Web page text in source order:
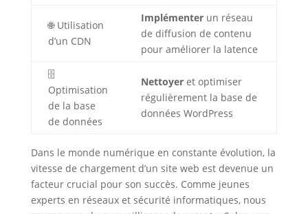
🌐 Utilisation
d’un CDN
Implémenterun réseau
de diffusion de contenu
pour améliorer la latence
🗄️
Optimisation
de la base
de données
Nettoyeret optimiser
régulièrement la base de
données WordPress
Dans le monde numérique en constante évolution, la
vitesse de chargement d’un site web est devenue un
facteur crucial pour son succès. Comme jeunes
experts en réseaux et sécurité informatiques, nous